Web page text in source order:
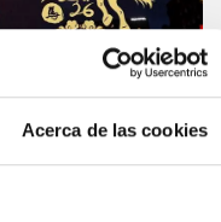
Acerca de las cookies